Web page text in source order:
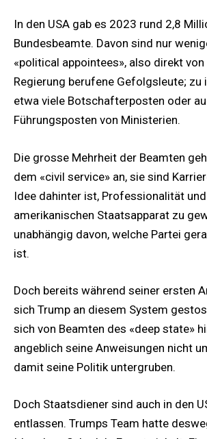
In den USA gab es 2023 rund 2,8
Bundesbeamte. Davon sind nur
«political appointees», also direkt
Regierung berufene Gefolgsleute; zu
etwa viele Botschafterposten oder
Führungsposten von Ministerien.
Die grosse Mehrheit der Beamten
dem «civil service» an, sie sind
Idee dahinter ist, Professionalität
amerikanischen Staatsapparat zu
unabhängig davon, welche Partei
ist.
Doch bereits während seiner ersten
sich Trump an diesem System
sich von Beamten des «deep state»
angeblich seine Anweisungen nicht
damit seine Politik untergruben.
Doch Staatsdiener sind auch in den
entlassen. Trumps Team hatte